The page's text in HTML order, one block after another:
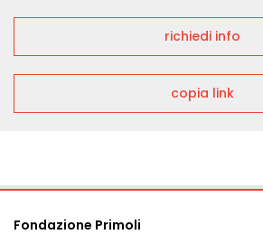
richiedi info
copia link
Fondazione Primoli